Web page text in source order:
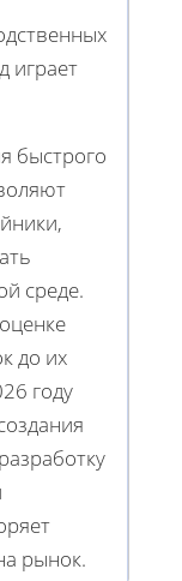
играет
быстрого
среде.
до их
году
рынок.